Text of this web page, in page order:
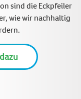
sind die Eckpfeiler
wie wir nachhaltig